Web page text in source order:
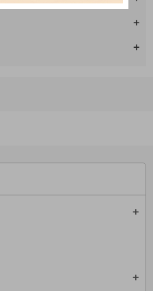
add
add
add
add